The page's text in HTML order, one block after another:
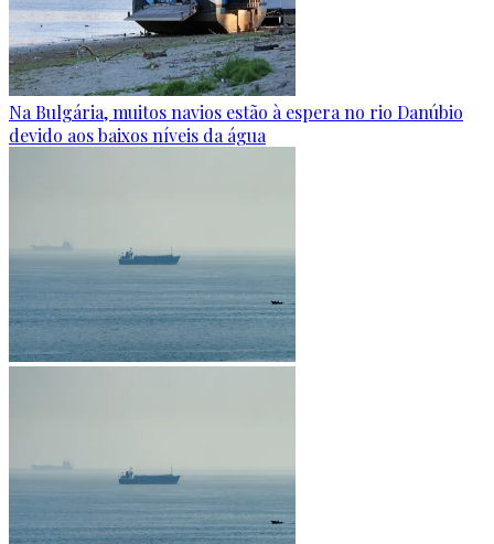
Na Bulgária, muitos navios estão à espera no rio Danúbio
devido aos baixos níveis da água